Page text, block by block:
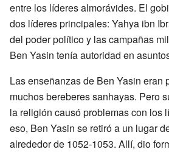
entre los líderes almorávides. El
dos líderes principales: Yahya ibn
del poder político y las campañas
Ben Yasin tenía autoridad en
Las enseñanzas de Ben Yasin eran
muchos bereberes sanhayas. Pero
la religión causó problemas con los
eso, Ben Yasin se retiró a un lugar
alrededor de 1052-1053. Allí, dio